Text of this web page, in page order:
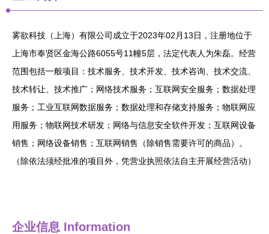
雾欲科技（上海）有限公司成立于2023年02月13日，注册地位于
上海市奉贤区金海公路6055号11幢5层，法定代表人为朱磊。经营
范围包括一般项目：技术服务、技术开发、技术咨询、技术交流、
技术转让、技术推广；网络技术服务；互联网安全服务；数据处理
服务；工业互联网数据服务；数据处理和存储支持服务；物联网应
用服务；物联网技术研发；网络与信息安全软件开发；互联网设备
销售；网络设备销售；互联网销售（除销售需要许可的商品）。
（除依法须经批准的项目外，凭营业执照依法自主开展经营活动）
企业信息 Information